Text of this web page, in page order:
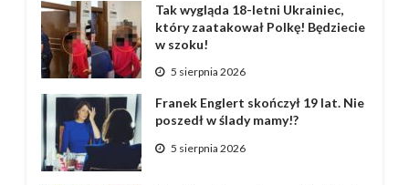
Tak wygląda 18-letni Ukrainiec,
który zaatakował Polkę! Będziecie
w szoku!
5 sierpnia 2026
Franek Englert skończył 19 lat. Nie
poszedł w ślady mamy!?
5 sierpnia 2026